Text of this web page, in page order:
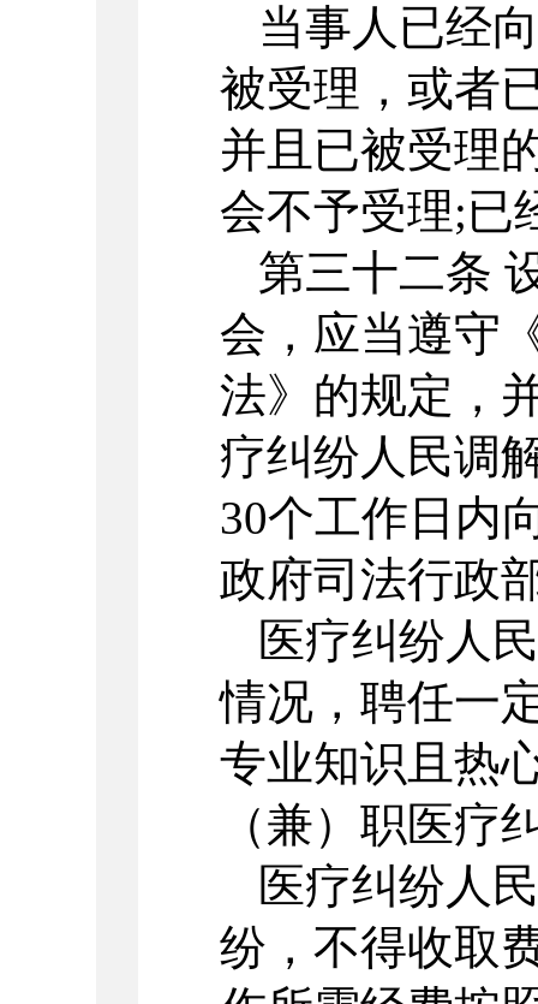
当事人已经
被受理，或者
并且已被受理
会不予受理;已
第三十二条
会，应当遵守
法》的规定，
疗纠纷人民调
30个工作日内
政府司法行政
医疗纠纷人
情况，聘任一
专业知识且热
（兼）职医疗
医疗纠纷人
纷，不得收取